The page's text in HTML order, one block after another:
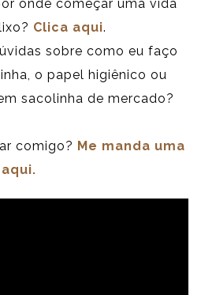
onde começar uma vida
Clica aqui.
sobre como eu faço
o papel higiênico ou
sacolinha de mercado?
comigo? Me manda uma